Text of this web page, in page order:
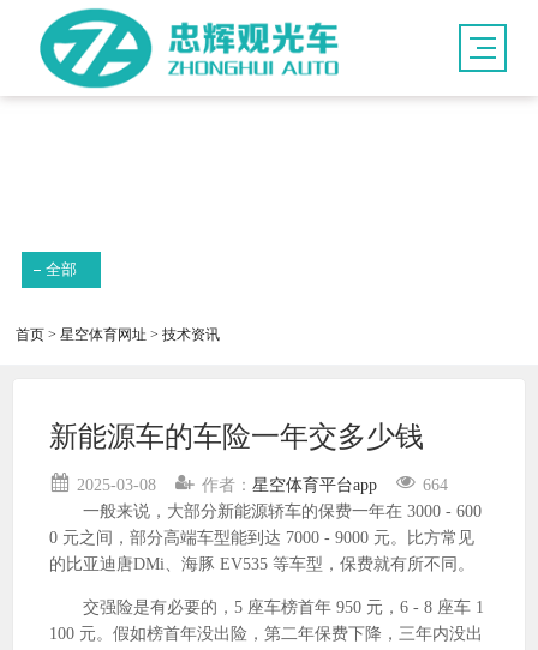
全部
首页 >星空体育网址 >技术资讯
新能源车的车险一年交多少钱
2025-03-08 作者： 星空体育平台app
664
一般来说，大部分新能源轿车的保费一年在 3000 - 600
0 元之间，部分高端车型能到达 7000 - 9000 元。比方常见
的比亚迪唐DMi、海豚 EV535 等车型，保费就有所不同。
交强险是有必要的，5 座车榜首年 950 元，6 - 8 座车 1
100 元。假如榜首年没出险，第二年保费下降，三年内没出